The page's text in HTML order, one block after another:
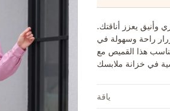
وأنيق يعزز أناقتك.
راحة وسهولة في
هذا القميص مع
ياقة